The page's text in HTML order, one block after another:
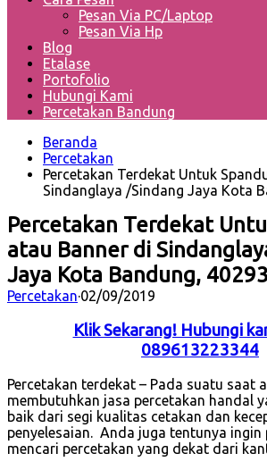
Pesan Via PC/Laptop
Pesan Via Hp
Blog
Etalase
Portofolio
Hubungi Kami
Percetakan Bandung
Beranda
Percetakan
Percetakan Terdekat Untuk
Sindanglaya /Sindang Jaya Kota
Percetakan Terdekat
atau Banner di
Jaya Kota Bandung, 40293
Percetakan·02/09/2019
Klik Sekarang! Hubungi
089613223344
Percetakan terdekat – Pada suatu saat
membutuhkan jasa percetakan handal
baik dari segi kualitas cetakan dan
penyelesaian. Anda juga tentunya ingin
mencari percetakan yang dekat dari